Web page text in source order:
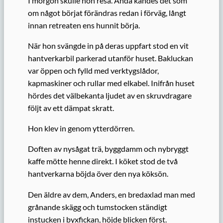
om något börjat förändras redan i förväg, långt
innan retreaten ens hunnit börja.
När hon svängde in på deras uppfart stod en vit
hantverkarbil parkerad utanför huset. Bakluckan
var öppen och fylld med verktygslådor,
kapmaskiner och rullar med elkabel. Inifrån huset
hördes det välbekanta ljudet av en skruvdragare
följt av ett dämpat skratt.
Hon klev in genom ytterdörren.
Doften av nysågat trä, byggdamm och nybryggt
kaffe mötte henne direkt. I köket stod de två
hantverkarna böjda över den nya köksön.
Den äldre av dem, Anders, en bredaxlad man med
grånande skägg och tumstocken ständigt
instucken i byxfickan, höjde blicken först.